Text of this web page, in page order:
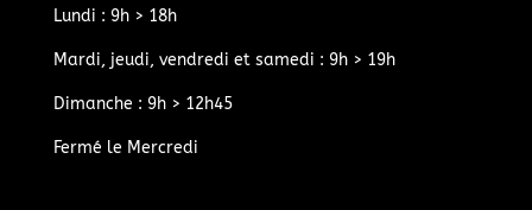
Lundi : 9h > 18h
Mardi, jeudi, vendredi et samedi : 9h > 19h
Dimanche : 9h > 12h45
Fermé le Mercredi